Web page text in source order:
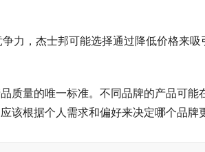
力，杰士邦可能选择通过降低价格来
质量的唯一标准。不同品牌的产品可
该根据个人需求和偏好来决定哪个品牌